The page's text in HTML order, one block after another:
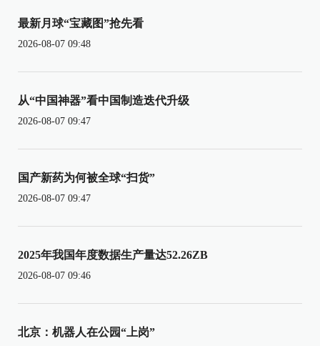
最新月球“宝藏图”抢先看
2026-08-07 09:48
从“中国神器”看中国制造迭代升级
2026-08-07 09:47
国产新药为何被全球“扫货”
2026-08-07 09:47
2025年我国年度数据生产量达52.26ZB
2026-08-07 09:46
北京：机器人在公园“上岗”